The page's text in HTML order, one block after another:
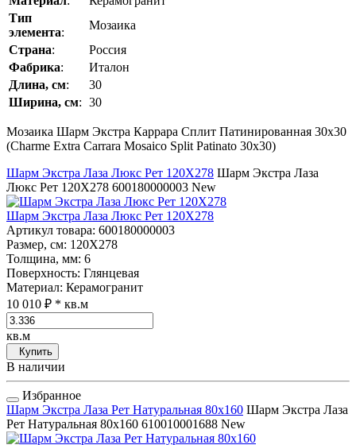
Тип
элемента:
Мозаика
Страна:
Россия
Фабрика:
Италон
Длина, см:
30
Ширина, см: 30
Мозаика Шарм Экстра Каррара Сплит Патинированная 30x30
(Charme Extra Carrara Mosaico Split Patinato 30x30)
Шарм Экстра Лаза Люкс Рет 120Х278 Шарм Экстра Лаза
Люкс Рет 120Х278 600180000003 New
Шарм Экстра Лаза Люкс Рет 120Х278
Артикул товара: 600180000003
Размер, см: 120Х278
Толщина, мм: 6
Поверхность: Глянцевая
Материал: Керамогранит
10 010 ₽ * кв.м
кв.м
Купить
В наличии
Избранное
Шарм Экстра Лаза Рет Натуральная 80x160 Шарм Экстра Лаза
Рет Натуральная 80x160 610010001688 New